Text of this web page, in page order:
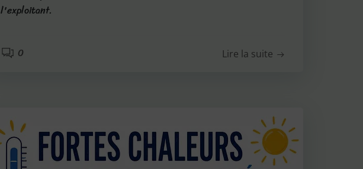
l'exploitant.
0 Lire la suite